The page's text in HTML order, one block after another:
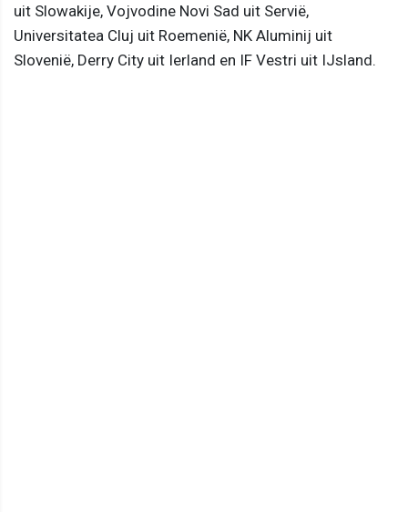
uit Slowakije, Vojvodine Novi Sad uit Servië,
Universitatea Cluj uit Roemenië, NK Aluminij uit
Slovenië, Derry City uit Ierland en IF Vestri uit IJsland.